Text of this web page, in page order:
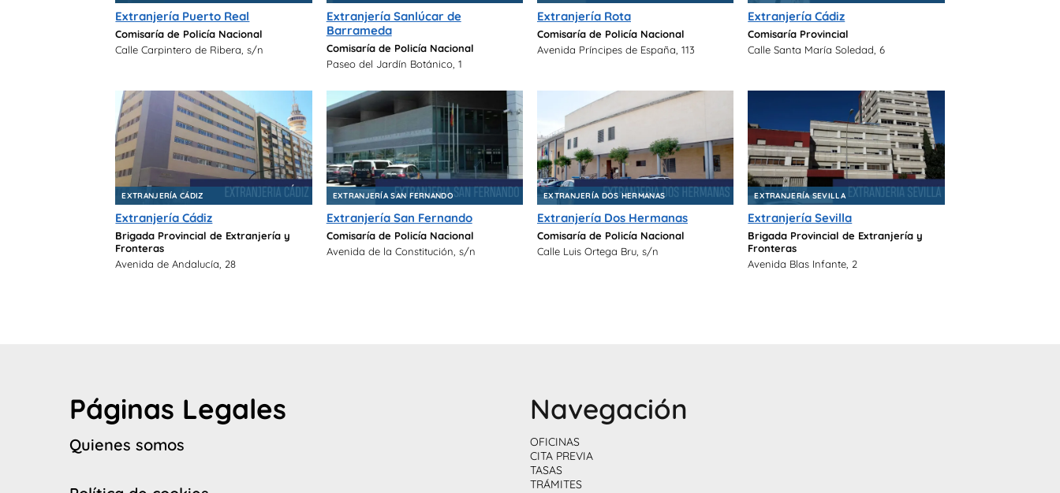
Extranjería Puerto Real
Comisaría de Policía Nacional
Calle Carpintero de Ribera, s/n
Extranjería Sanlúcar de
Barrameda
Comisaría de Policía Nacional
Paseo del Jardín Botánico, 1
Extranjería Rota
Comisaría de Policía Nacional
Avenida Príncipes de España, 113
Extranjería Cádiz
Comisaría Provincial
Calle Santa María Soledad, 6
EXTRANJERÍA CÁDIZ
Extranjería Cádiz
Brigada Provincial de Extranjería y
Fronteras
Avenida de Andalucía, 28
EXTRANJERÍA SAN FERNANDO
Extranjería San Fernando
Comisaría de Policía Nacional
Avenida de la Constitución, s/n
EXTRANJERÍA DOS HERMANAS
Extranjería Dos Hermanas
Comisaría de Policía Nacional
Calle Luis Ortega Bru, s/n
EXTRANJERÍA SEVILLA
Extranjería Sevilla
Brigada Provincial de Extranjería y
Fronteras
Avenida Blas Infante, 2
Páginas Legales
Quienes somos
Navegación
OFICINAS
CITA PREVIA
TASAS
TRÁMITES